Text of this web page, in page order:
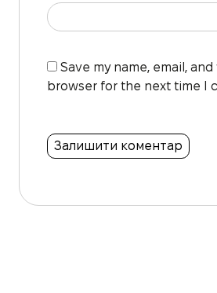
Save my name, email,
browser for the next time I